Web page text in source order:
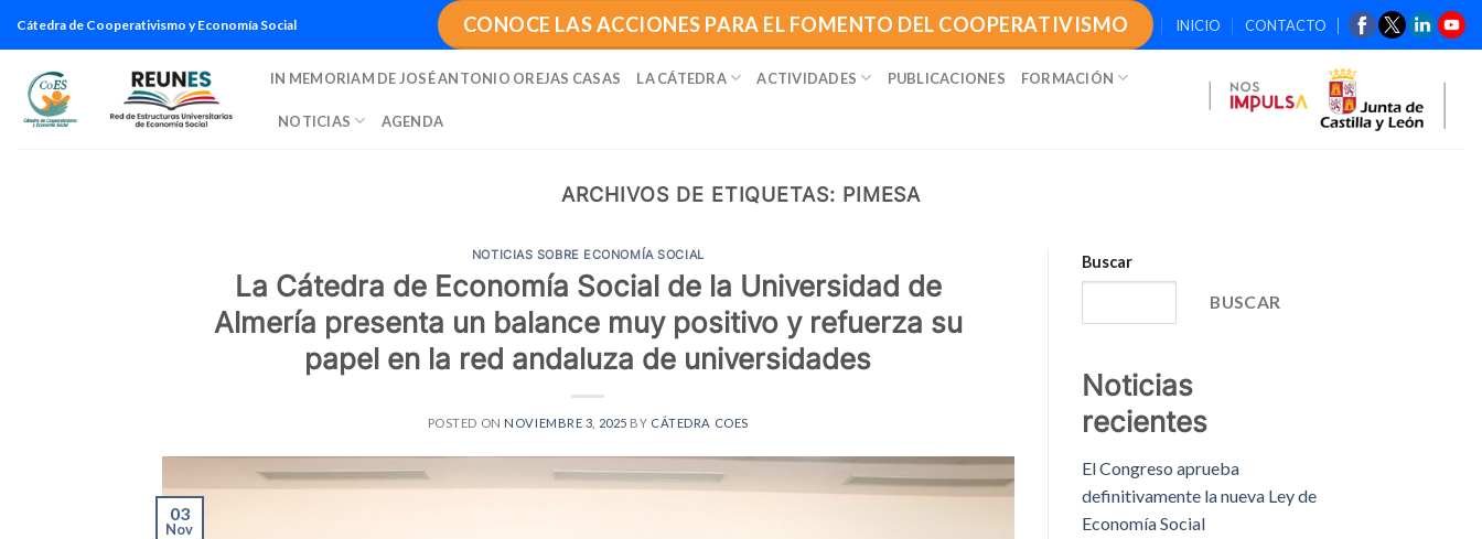
contenido
Cátedra de Cooperativismo y Economía Social CONOCE LAS ACCIONES PARA EL FOMENTO DEL COOPERATIVISMO INICIO CONTACTO
IN MEMORIAM DE JOSÉ ANTONIO OREJAS CASAS LA CÁTEDRA ACTIVIDADES PUBLICACIONES FORMACIÓN
NOTICIAS AGENDA
ARCHIVOS DE ETIQUETAS: PIMESA
NOTICIAS SOBRE ECONOMÍA SOCIAL
La Cátedra de Economía Social de la Universidad de
Almería presenta un balance muy positivo y refuerza su
papel en la red andaluza de universidades
POSTED ON NOVIEMBRE 3, 2025 BY CÁTEDRA COES
03
Nov
Buscar
BUSCAR
Noticias
recientes
El Congreso aprueba
definitivamente la nueva Ley de
Economía Social